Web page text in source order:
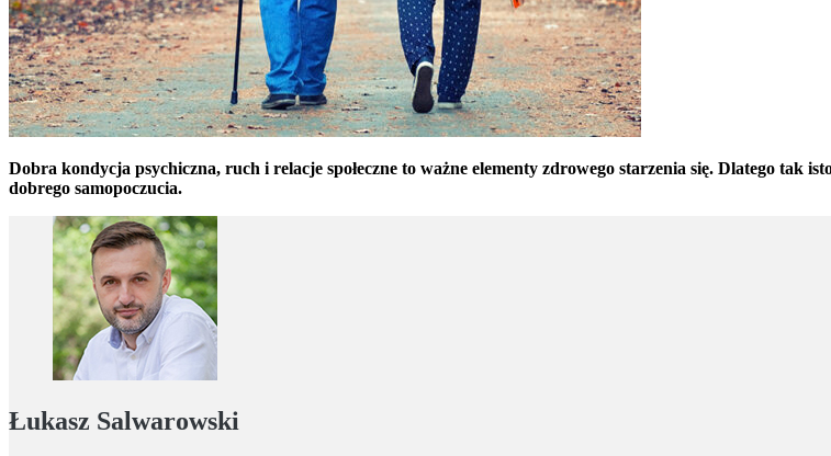
Dobra kondycja psychiczna, ruch i relacje społeczne to ważne elementy zdrowego starzenia się. Dlatego
dobrego samopoczucia.
Łukasz Salwarowski